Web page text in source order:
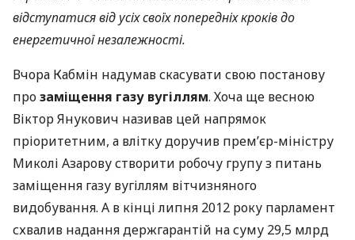
відступатися від усіх своїх попередніх кроків до
енергетичної незалежності.
Вчора Кабмін надумав скасувати свою постанову
прозаміщення газу вугіллям. Хоча ще весною
Віктор Янукович називав цей напрямок
пріоритетним, а влітку доручив прем’єр-міністру
Миколі Азарову створити робочу групу з питань
заміщення газу вугіллям вітчизняного
видобування. А в кінці липня 2012 року парламент
схвалив надання держгарантій на суму 29,5 млрд